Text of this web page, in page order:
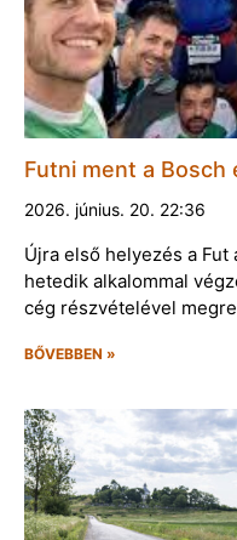
Futni ment a
2026. június. 20. 22:36
Újra első helyezés a
hetedik alkalommal
cég részvételével
BŐVEBBEN »